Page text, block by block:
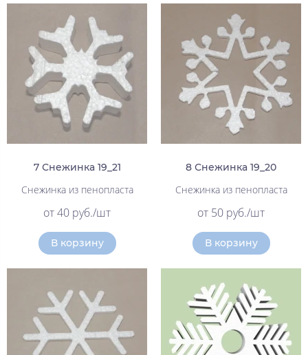
7 Снежинка 19_21
Снежинка из пенопласта
от 40 руб./шт
В корзину
8 Снежинка 19_20
Снежинка из пенопласта
от 50 руб./шт
В корзину